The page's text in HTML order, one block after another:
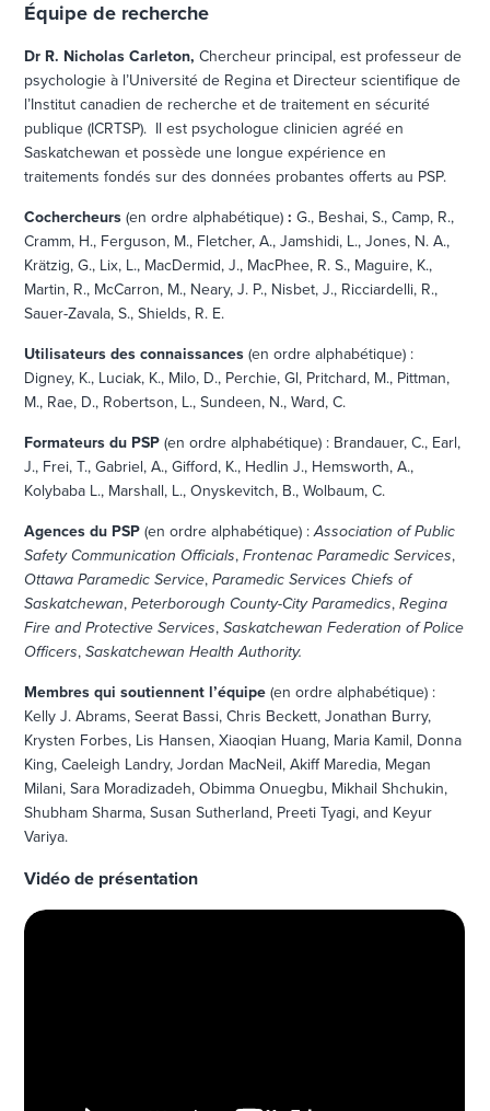
Équipe de recherche
Dr R. Nicholas Carleton,Chercheur principal, est professeur de
psychologie à l’Université de Regina et Directeur scientifique de
l’Institut canadien de recherche et de traitement en sécurité
publique (ICRTSP). Il est psychologue clinicien agréé en
Saskatchewan et possède une longue expérience en
traitements fondés sur des données probantes offerts au PSP.
Cochercheurs(en ordre alphabétique) :G., Beshai, S., Camp, R.,
Cramm, H., Ferguson, M., Fletcher, A., Jamshidi, L., Jones, N. A.,
Krätzig, G., Lix, L., MacDermid, J., MacPhee, R. S., Maguire, K.,
Martin, R., McCarron, M., Neary, J. P., Nisbet, J., Ricciardelli, R.,
Sauer-Zavala, S., Shields, R. E.
Utilisateurs des connaissances (en ordre alphabétique) :
Digney, K., Luciak, K., Milo, D., Perchie, Gl, Pritchard, M., Pittman,
M., Rae, D., Robertson, L., Sundeen, N., Ward, C.
Formateurs du PSP (en ordre alphabétique) : Brandauer, C., Earl,
J., Frei, T., Gabriel, A., Gifford, K., Hedlin J., Hemsworth, A.,
Kolybaba L., Marshall, L., Onyskevitch, B., Wolbaum, C.
Agences du PSP (en ordre alphabétique) :Association of Public
Safety Communication Officials,Frontenac Paramedic Services,
Ottawa Paramedic Service,Paramedic Services Chiefs of
Saskatchewan,Peterborough County-City Paramedics,Regina
Fire and Protective Services,Saskatchewan Federation of Police
Officers,Saskatchewan Health Authority.
Membres qui soutiennent l’équipe (en ordre alphabétique) :
Kelly J. Abrams, Seerat Bassi, Chris Beckett, Jonathan Burry,
Krysten Forbes, Lis Hansen, Xiaoqian Huang, Maria Kamil, Donna
King, Caeleigh Landry, Jordan MacNeil, Akiff Maredia, Megan
Milani, Sara Moradizadeh, Obimma Onuegbu, Mikhail Shchukin,
Shubham Sharma, Susan Sutherland, Preeti Tyagi, and Keyur
Variya.
Vidéo de présentation